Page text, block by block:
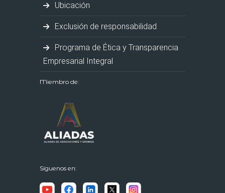
Ubicación
Exclusión de responsabilidad
Programa de Ética y Transparencia
Empresarial Integral
Miembro de:
Síguenos en: